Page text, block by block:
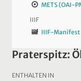
METS (OAI-
IIIF
IIIF-Manifest
Praterspitz:
ENTHALTEN IN